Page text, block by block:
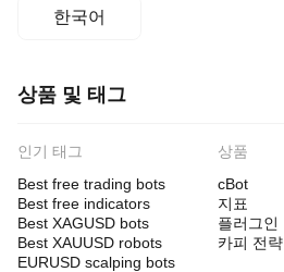
한국어
상품 및 태그
인기 태그
Best free trading bots
Best free indicators
Best XAGUSD bots
Best XAUUSD robots
EURUSD scalping bots
상품
cBot
지표
플러그인
카피 전략